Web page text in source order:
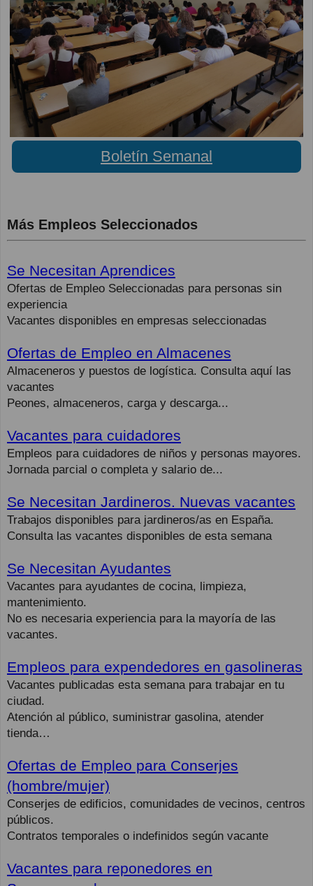
Boletín Semanal
Más Empleos Seleccionados
Se Necesitan Aprendices
Ofertas de Empleo Seleccionadas para personas sin
experiencia
Vacantes disponibles en empresas seleccionadas
Ofertas de Empleo en Almacenes
Almaceneros y puestos de logística. Consulta aquí las
vacantes
Peones, almaceneros, carga y descarga...
Vacantes para cuidadores
Empleos para cuidadores de niños y personas mayores.
Jornada parcial o completa y salario de...
Se Necesitan Jardineros. Nuevas vacantes
Trabajos disponibles para jardineros/as en España.
Consulta las vacantes disponibles de esta semana
Se Necesitan Ayudantes
Vacantes para ayudantes de cocina, limpieza,
mantenimiento.
No es necesaria experiencia para la mayoría de las
vacantes.
Empleos para expendedores en gasolineras
Vacantes publicadas esta semana para trabajar en tu
ciudad.
Atención al público, suministrar gasolina, atender
tienda…
Ofertas de Empleo para Conserjes
(hombre/mujer)
Conserjes de edificios, comunidades de vecinos, centros
públicos.
Contratos temporales o indefinidos según vacante
Vacantes para reponedores en